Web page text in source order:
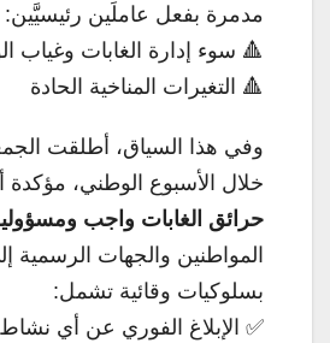
مدمرة بفعل عاملَين رئيسيَّين:
🔺 سوء إدارة الغابات وغياب
🔺 التغيرات المناخية الحادة
وفي هذا السياق، أطلقت
خلال الأسبوع الوطني، مؤكدة
حرائق الغابات واجب
المواطنين والجهات الرسمية
بسلوكيات وقائية تشمل:
✅ الإبلاغ الفوري عن أي